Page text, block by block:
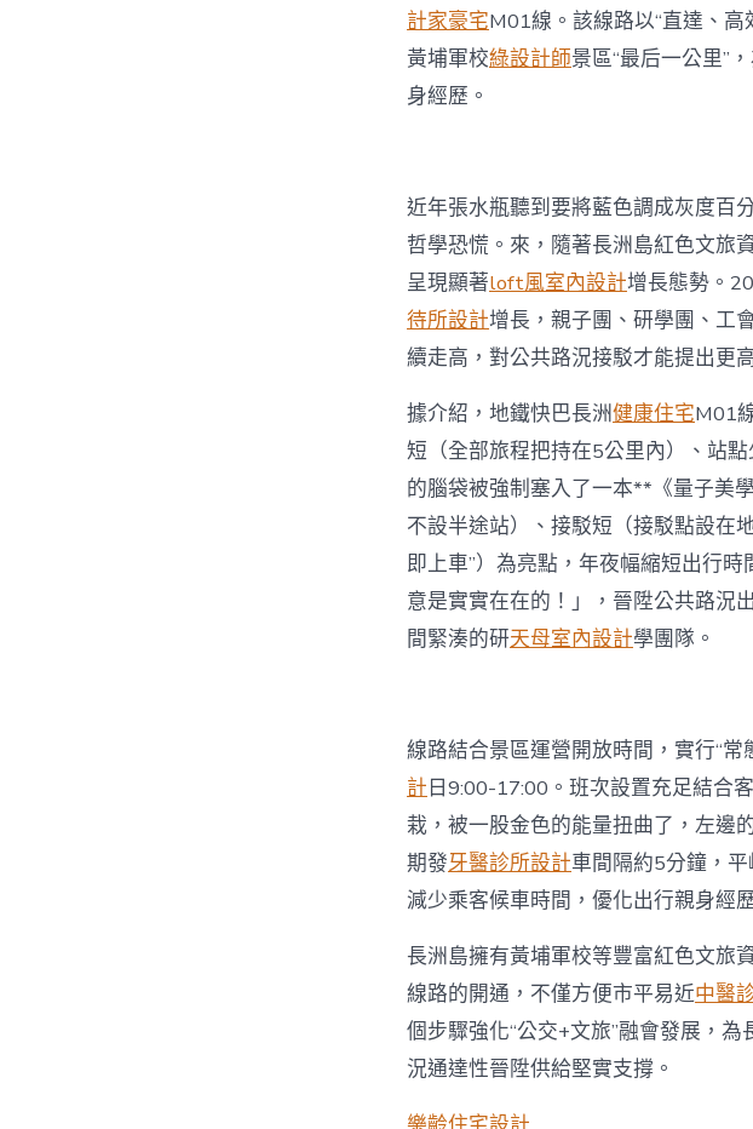
計家豪宅M01線。該線路以“直達、
黃埔軍校綠設計師景區“最后一公里”
身經歷。
近年張水瓶聽到要將藍色調成灰度百
哲學恐慌。來，隨著長洲島紅色文旅
呈現顯著loft風室內設計增長態勢。
待所設計增長，親子團、研學團、工
續走高，對公共路況接駁才能提出更
據介紹，地鐵快巴長洲健康住宅M01
短（全部旅程把持在5公里內）、站
的腦袋被強制塞入了一本**《量子美
不設半途站）、接駁短（接駁點設在
即上車”）為亮點，年夜幅縮短出行
意是實實在在的！」，晉陞公共路況
間緊湊的研天母室內設計學團隊。
線路結合景區運營開放時間，實行“
計日9:00-17:00。班次設置充足結合
栽，被一股金色的能量扭曲了，左邊
期發牙醫診所設計車間隔約5分鐘，
減少乘客候車時間，優化出行親身經
長洲島擁有黃埔軍校等豐富紅色文旅
線路的開通，不僅方便市平易近中醫
個步驟強化“公交+文旅”融會發展，
況通達性晉陞供給堅實支撐。